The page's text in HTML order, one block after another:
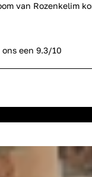
van Rozenkelim
een 9.3/10